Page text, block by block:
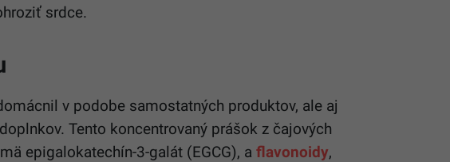
srdce.
v podobe samostatných produktov, ale aj
Tento koncentrovaný prášok z čajových
epigalokatechín-3-galát (EGCG), a flavonoidy,